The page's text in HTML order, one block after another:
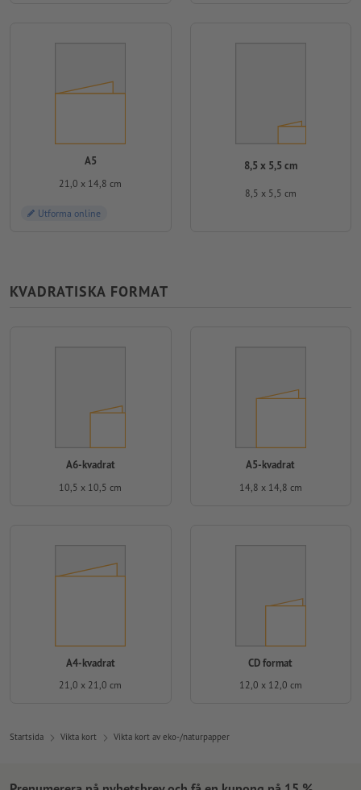
A5
21,0 x 14,8 cm
Utforma online
8,5 x 5,5 cm
8,5 x 5,5 cm
KVADRATISKA FORMAT
A6-kvadrat
10,5 x 10,5 cm
A5-kvadrat
14,8 x 14,8 cm
A4-kvadrat
21,0 x 21,0 cm
CD format
12,0 x 12,0 cm
Startsida Vikta kort Vikta kort av eko-/naturpapper